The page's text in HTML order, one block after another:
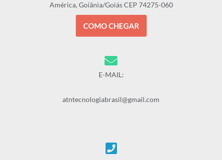
América, Goiânia/Goiás CEP 74275-060
COMO CHEGAR
E-MAIL:
atntecnologiabrasil@gmail.com